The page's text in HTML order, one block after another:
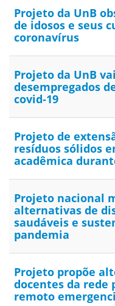
Projeto da UnB
de idosos e seus
coronavírus
Projeto da UnB
desempregados
covid-19
Projeto de
resíduos sólidos
acadêmica
Projeto nacional
alternativas de
saudáveis e
pandemia
Projeto propõe
docentes da rede
remoto